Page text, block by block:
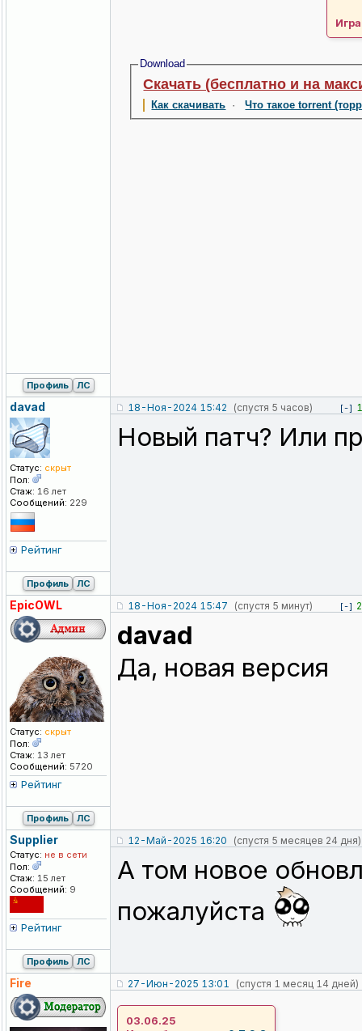
Download
Скачать (бесплатно и на
Как скачивать ·Что такое torrent
Профиль ЛС
davad
Статус: скрыт
Пол:
Стаж: 16 лет
Сообщений: 229
Рейтинг
18-Ноя-2024 15:42 (спустя 5 часов) [-] 1
Новый патч? Или
Профиль ЛС
EpicOWL
Статус: скрыт
Пол:
Стаж: 13 лет
Сообщений: 5720
Рейтинг
18-Ноя-2024 15:47 (спустя 5 минут) [-] 2
davad
Да, новая версия
Профиль ЛС
Supplier
Статус: не в сети
Пол:
Стаж: 15 лет
Сообщений: 9
Рейтинг
12-Май-2025 16:20 (спустя 5 месяцев 24 дня)
А том новое
пожалуйста
Профиль ЛС
Fire 27-Июн-2025 13:01 (спустя 1 месяц 14 дней)
03.06.25